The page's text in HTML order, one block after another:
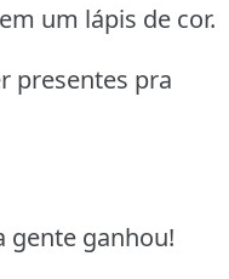
um lápis de cor.
presentes pra
gente ganhou!